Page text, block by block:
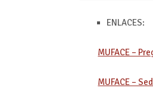
ENLACES:
MUFACE –
MUFACE –